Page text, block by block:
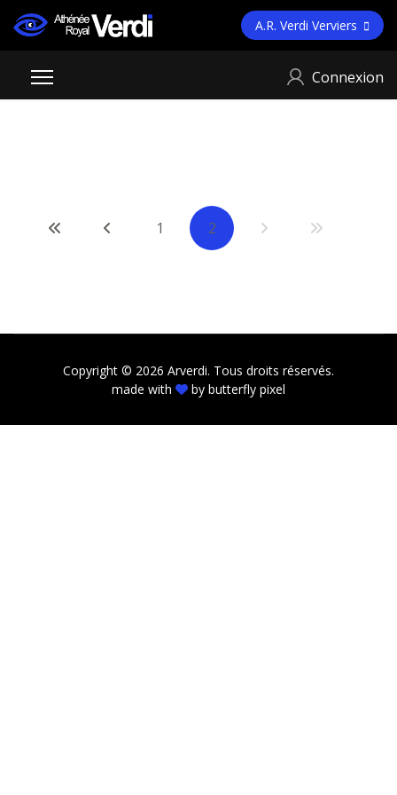
A.R. Verdi Verviers
Connexion
1 2
Copyright © 2026 Arverdi. Tous droits réservés.
made with
by butterfly pixel